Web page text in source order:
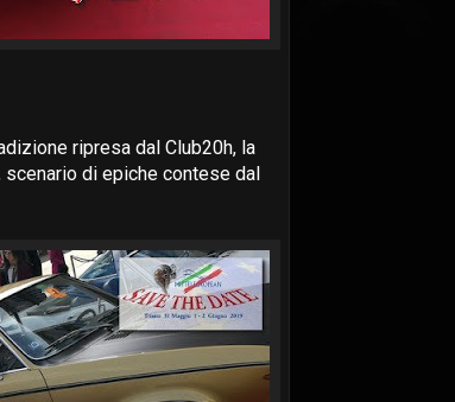
ripresa dal Club20h, la
scenario di epiche contese dal